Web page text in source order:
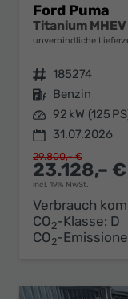
Ford Puma
Titanium MHEV
unverbindliche
Fahrzeugnr. 185274
Kraftstoff Benzin
Leistung 92 kW (125
31.07.2026
23.128,– €
incl. 19% MwSt.
29.800,– €
Verbrauch
CO2-Klasse: D
CO2-